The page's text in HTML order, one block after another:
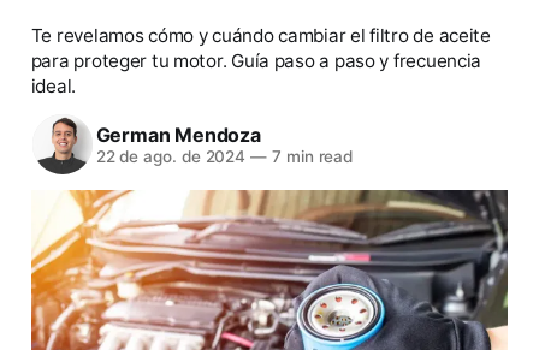
Te revelamos cómo y cuándo cambiar el filtro de aceite
para proteger tu motor. Guía paso a paso y frecuencia
ideal.
German Mendoza
22 de ago. de 2024 — 7 min read